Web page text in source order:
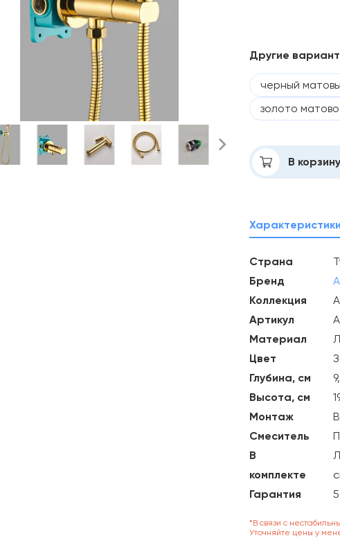
Другие
черный
золото
Добавлено В корзину
Характеристики
Страна
Бренд
Коллекция
Артикул
Материал
Цвет
Глубина, см
Высота, см
Монтаж
Смеситель
В
комплекте
Гарантия
*В связи с
Уточняйте цены у